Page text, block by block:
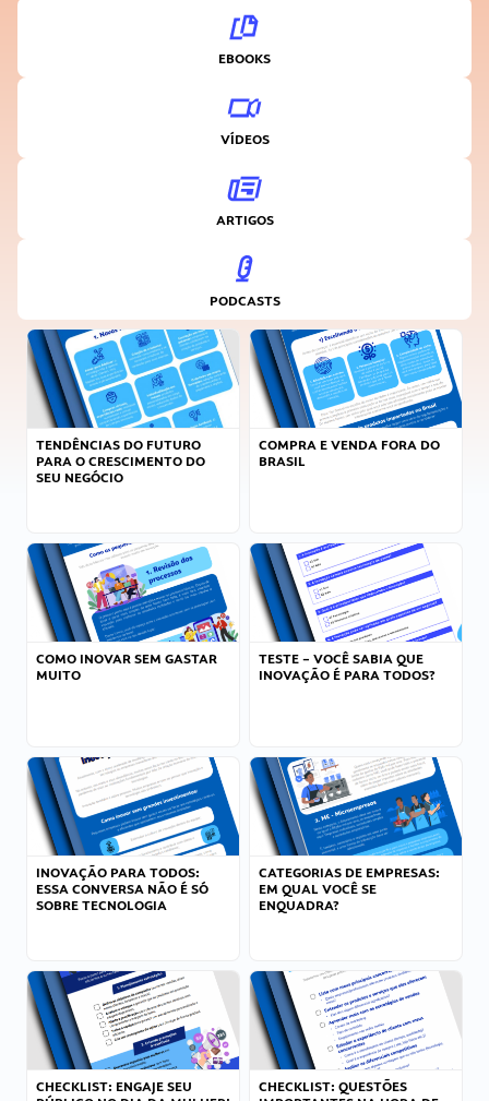
EBOOKS
VÍDEOS
ARTIGOS
PODCASTS
TENDÊNCIAS DO FUTURO
PARA O CRESCIMENTO DO
SEU NEGÓCIO
COMPRA E VENDA FORA DO
BRASIL
COMO INOVAR SEM GASTAR
MUITO
TESTE – VOCÊ SABIA QUE
INOVAÇÃO É PARA TODOS?
INOVAÇÃO PARA TODOS:
ESSA CONVERSA NÃO É SÓ
SOBRE TECNOLOGIA
CATEGORIAS DE EMPRESAS:
EM QUAL VOCÊ SE
ENQUADRA?
CHECKLIST: ENGAJE SEU
CHECKLIST: QUESTÕES